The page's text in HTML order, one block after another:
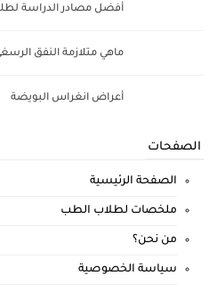
أفضل مصادر الدراسة
ماهي متلازمة النفق
أعراض انغراس البويضة
الصفحات
الصفحة الرئيسية
ملخصات لطلاب الطب
من نحن؟
سياسة الخصوصية